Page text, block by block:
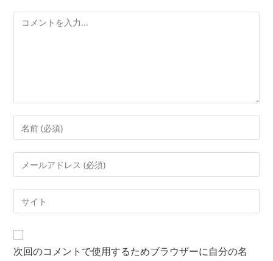
次回のコメントで使用するためブラウザーに自分の名